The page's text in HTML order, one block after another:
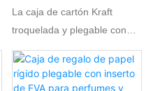
directamente de la fábrica.
Troquelada Y
Plegable, Con Diseño
Personalizado De
Pastel De Piña.
La caja de cartón Kraft
troquelada y plegable con
diseño de piña para pasteles
es una solución de embalaje
ecológica diseñada para